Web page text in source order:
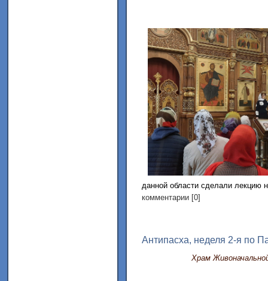
данной области сделали лекцию
комментарии [0]
Антипасха, неделя 2-я по
Храм